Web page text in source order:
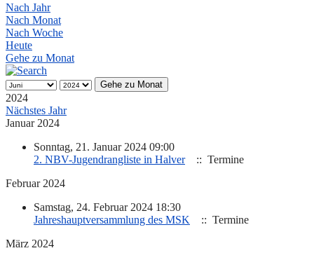
Nach Jahr
Nach Monat
Nach Woche
Heute
Gehe zu Monat
Gehe zu Monat
2024
Nächstes Jahr
Januar 2024
Sonntag, 21. Januar 2024 09:00
2. NBV-Jugendrangliste in Halver
:: Termine
Februar 2024
Samstag, 24. Februar 2024 18:30
Jahreshauptversammlung des MSK
:: Termine
März 2024